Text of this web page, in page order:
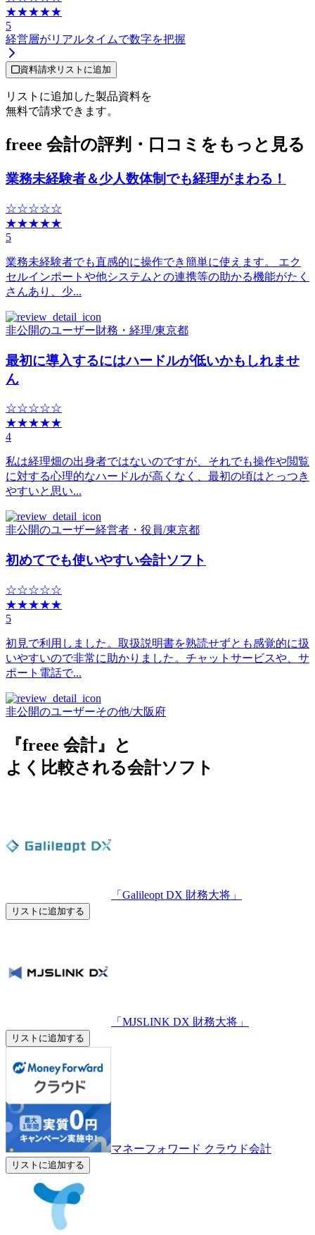
★★★★★
5
経営層がリアルタイムで数字を把握
資料請求リストに追加
リストに追加した製品資料を
無料で請求できます。
freee 会計の評判・口コミをもっと見る
業務未経験者＆少人数体制でも経理がまわる！
☆☆☆☆☆
★★★★★
5
業務未経験者でも直感的に操作でき簡単に使えます。 エク
セルインポートや他システムとの連携等の助かる機能がたく
さんあり、少...
非公開のユーザー財務・経理/東京都
最初に導入するにはハードルが低いかもしれませ
ん
☆☆☆☆☆
★★★★★
4
私は経理畑の出身者ではないのですが、それでも操作や閲覧
に対する心理的なハードルが高くなく、最初の頃はとっつき
やすいと思い...
非公開のユーザー経営者・役員/東京都
初めてでも使いやすい会計ソフト
☆☆☆☆☆
★★★★★
5
初見で利用しました。取扱説明書を熟読せずとも感覚的に扱
いやすいので非常に助かりました。チャットサービスや、サ
ポート電話で...
非公開のユーザーその他/大阪府
『freee 会計』と
よく比較される会計ソフト
「Galileopt DX 財務大将」
リストに追加する
「MJSLINK DX 財務大将」
リストに追加する
マネーフォワード クラウド会計
リストに追加する